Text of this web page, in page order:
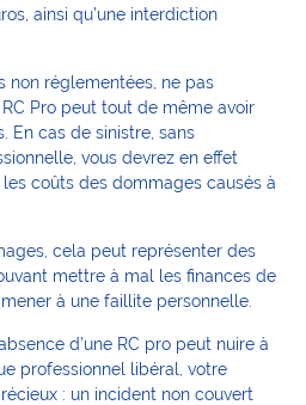
ainsi qu’une interdiction
non réglementées, ne pas
Pro peut tout de même avoir
En cas de sinistre, sans
vous devrez en effet
coûts des dommages causés à
cela peut représenter des
mettre à mal les finances de
à une faillite personnelle.
d’une RC pro peut nuire à
professionnel libéral, votre
: un incident non couvert